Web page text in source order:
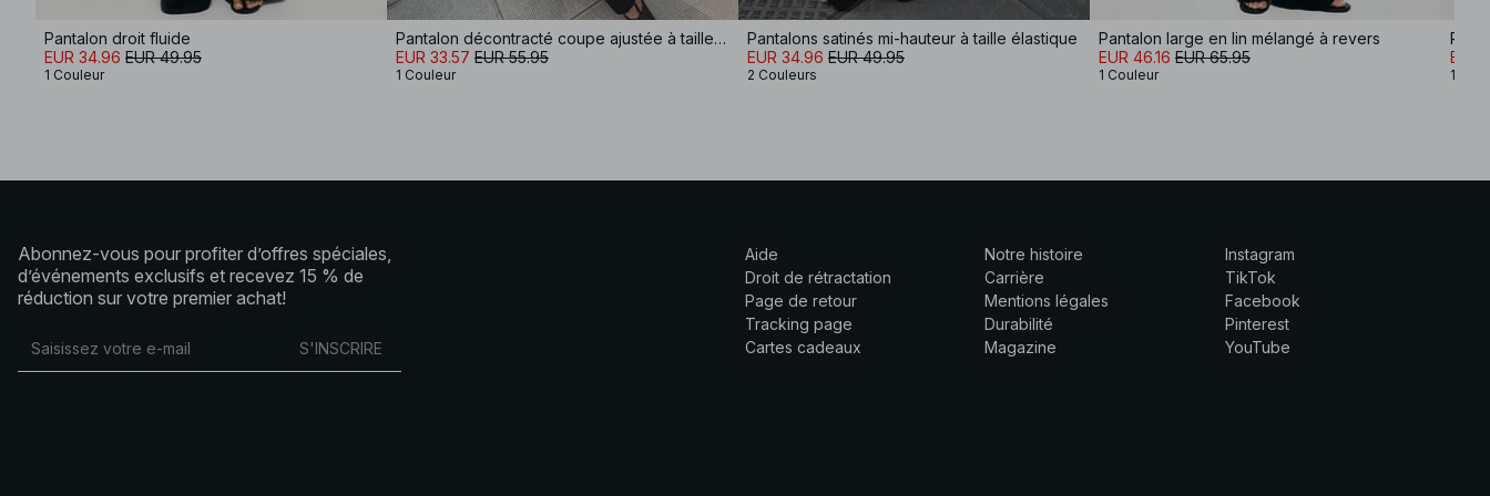
Pantalon droit fluide
EUR 34.96 EUR 49.95
1 Couleur
Pantalon décontracté coupe ajustée à taille mi-haute
EUR 33.57 EUR 55.95
1 Couleur
Pantalons satinés mi-hauteur à taille élastique
EUR 34.96 EUR 49.95
2 Couleurs
Pantalon large en lin mélangé à revers
EUR 46.16 EUR 65.95
1 Couleur
EUR
1
Abonnez-vous pour profiter d’offres spéciales,
d’événements exclusifs et recevez 15 % de
réduction sur votre premier achat!
S'INSCRIRE
Aide
Droit de rétractation
Page de retour
Tracking page
Cartes cadeaux
Notre histoire
Carrière
Mentions légales
Durabilité
Magazine
Instagram
TikTok
Facebook
Pinterest
YouTube